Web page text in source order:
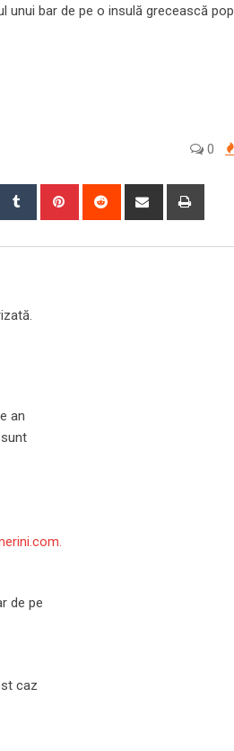
0
StumbleUpon
Tumblr Pinterest Reddit
Share
an
de pe
caz